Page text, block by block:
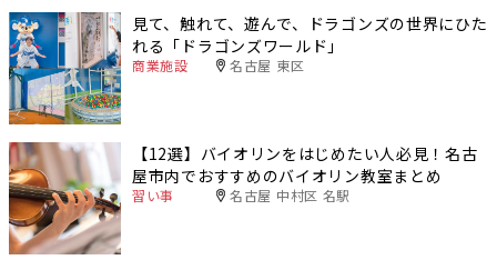
見て、触れて、遊んで、ドラゴンズの世界にひた
れる「ドラゴンズワールド」
商業施設 名古屋 東区
【12選】バイオリンをはじめたい人必見！名古
屋市内でおすすめのバイオリン教室まとめ
習い事 名古屋 中村区 名駅